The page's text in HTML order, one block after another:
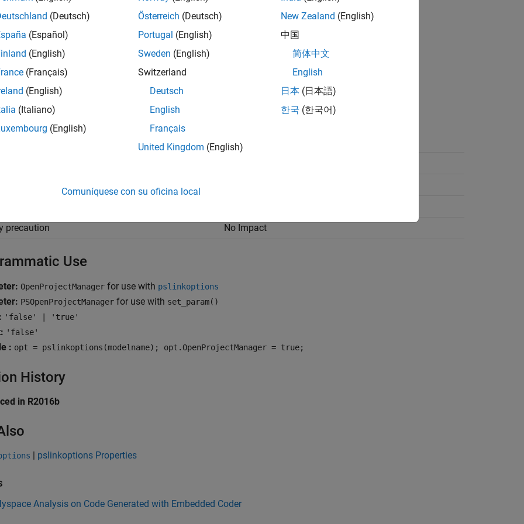
|on
run an analysis, your results open automatically in the Polyspace user interface.
manually open your results after running an analysis.
Settings
Setting
precaution
No Impact
Use
OpenProjectManager for use with pslinkoptions
PSOpenProjectManager for use with set_param()
'false' | 'true'
'false'
: opt = pslinkoptions(modelname); opt.OpenProjectManager = true;
History
in R2016b
| pslinkoptions Properties
Analysis on Code Generated with Embedded Coder
(Deutsch)
(Español)
(English)
(Français)
(English)
(Italiano)
(English)
Österreich (Deutsch)
Portugal (English)
Sweden (English)
Switzerland
Deutsch
English
Français
United Kingdom (English)
New Zealand (English)
中国
简体中文
English
日本 (日本語)
한국 (한국어)
Comuníquese con su oficina local